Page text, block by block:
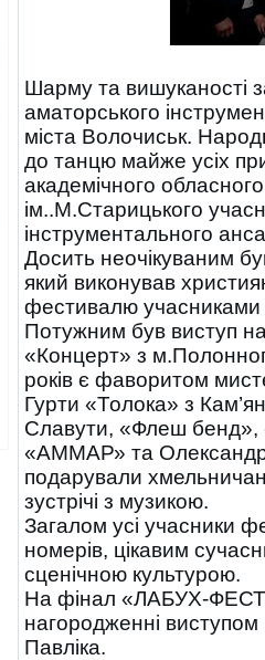
Шарму та вишуканості
аматорського
міста Волочиськ.
до танцю майже усіх
академічного
ім..М.Старицького
інструментального
Досить неочікуваним
який виконував
фестивалю учасниками
Потужним був виступ
«Концерт» з
років є фаворитом
Гурти «Толока» з
Славути, «Флеш бенд»,
«АММАР» та Олександр
подарували
зустрічі з музикою.
Загалом усі учасники
номерів, цікавим
сценічною культурою.
На фінал «ЛАБУХ-
нагородженні виступом
Павліка.